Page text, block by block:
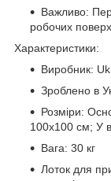
Важливо:
робочих
Характеристики:
Виробник:
Зроблено в
Розміри:
100x100 см; У
Вага: 30 кг
Лоток для